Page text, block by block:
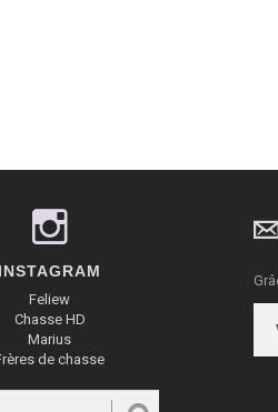
INSTAGRAM
Feliew
Chasse HD
Marius
de chasse